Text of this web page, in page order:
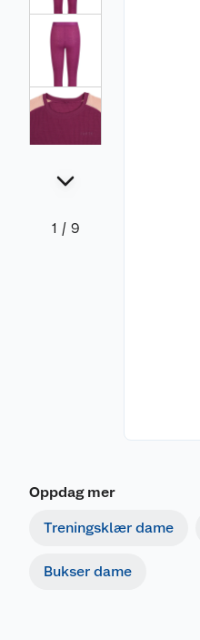
1 / 9
Oppdag mer
Treningsklær dame
Bukser dame